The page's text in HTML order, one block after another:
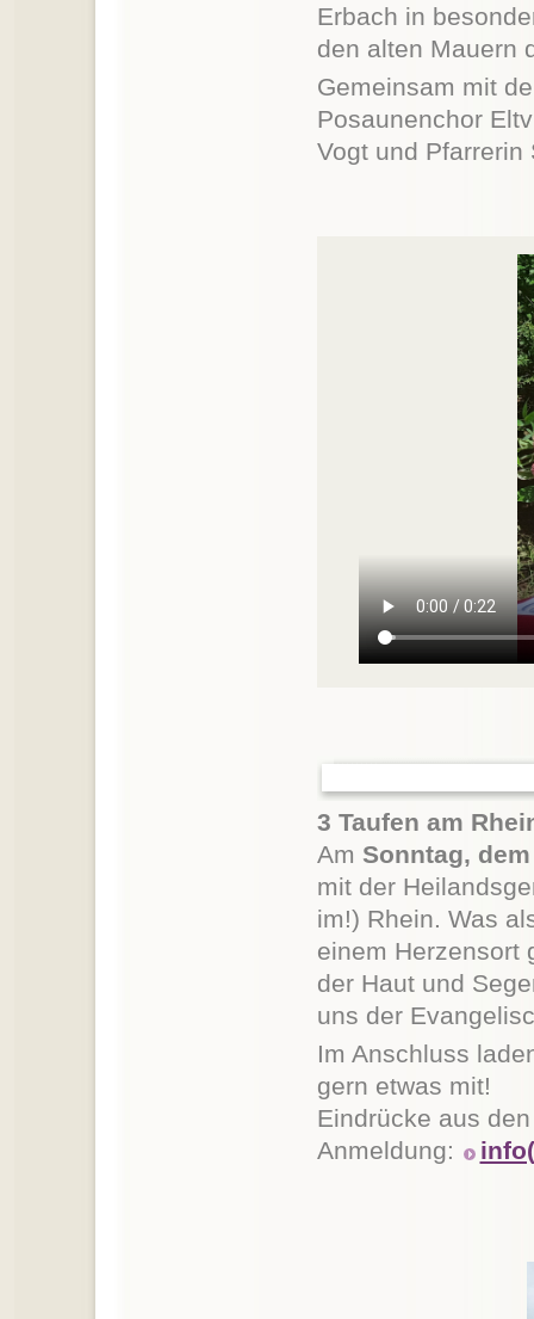
Erbach in
den alten Mauern
Gemeinsam mit
Posaunenchor
Vogt und
3 Taufen am
Am Sonntag,
mit der
im!) Rhein. Was
einem Herzensort
der Haut und
uns der
Im Anschluss
gern etwas mit!
Eindrücke aus
Anmeldung: